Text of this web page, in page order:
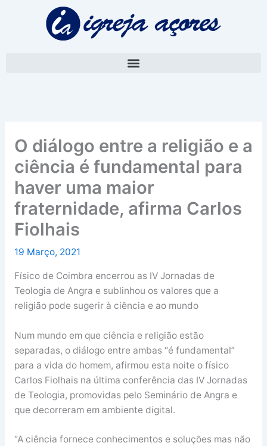
O diálogo entre a religião e a
ciência é fundamental para
haver uma maior
fraternidade, afirma Carlos
Fiolhais
19 Março, 2021
Físico de Coimbra encerrou as IV Jornadas de
Teologia de Angra e sublinhou os valores que a
religião pode sugerir à ciência e ao mundo
Num mundo em que ciência e religião estão
separadas, o diálogo entre ambas “é fundamental”
para a vida do homem, afirmou esta noite o físico
Carlos Fiolhais na última conferência das IV Jornadas
de Teologia, promovidas pelo Seminário de Angra e
que decorreram em ambiente digital.
“A ciência fornece conhecimentos e soluções mas não